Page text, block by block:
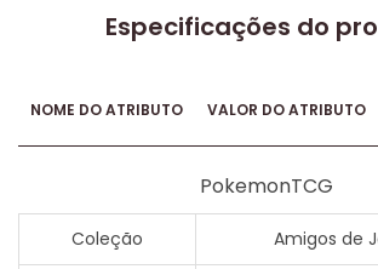
Especificações do
NOME DO ATRIBUTO VALOR DO ATRIBUTO
PokemonTCG
Coleção Amigos de